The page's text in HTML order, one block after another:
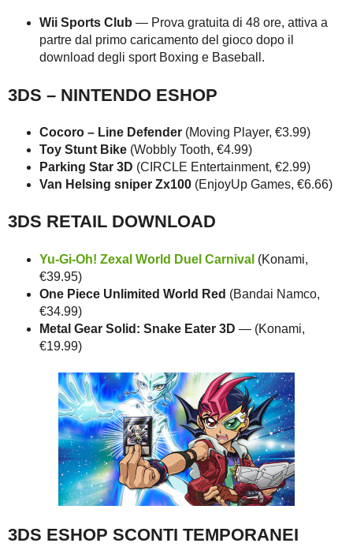
Wii Sports Club — Prova gratuita di 48 ore, attiva a
partre dal primo caricamento del gioco dopo il
download degli sport Boxing e Baseball.
3DS – NINTENDO ESHOP
Cocoro – Line Defender (Moving Player, €3.99)
Toy Stunt Bike (Wobbly Tooth, €4.99)
Parking Star 3D (CIRCLE Entertainment, €2.99)
Van Helsing sniper Zx100 (EnjoyUp Games, €6.66)
3DS RETAIL DOWNLOAD
Yu-Gi-Oh! Zexal World Duel Carnival (Konami,
€39.95)
One Piece Unlimited World Red (Bandai Namco,
€34.99)
Metal Gear Solid: Snake Eater 3D — (Konami,
€19.99)
3DS ESHOP SCONTI TEMPORANEI